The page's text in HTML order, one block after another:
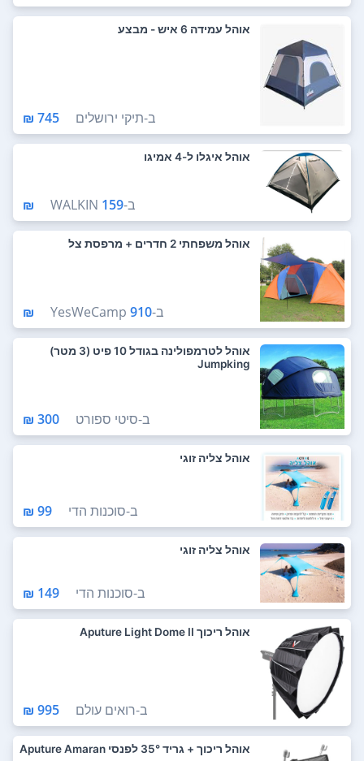
אוהל עמידה 6 איש - מבצע
ב-תיקי ירושלים 745 ₪
אוהל איגלו ל-4 אמיגו
ב- WALKIN 159 ₪
אוהל משפחתי 2 חדרים + מרפסת צל
ב- YesWeCamp 910 ₪
אוהל לטרמפולינה בגודל 10 פיט (3 מטר)
Jumpking
ב-סיטי ספורט 300 ₪
אוהל צליה זוגי
ב-סוכנות הדי 99 ₪
אוהל צליה זוגי
ב-סוכנות הדי 149 ₪
אוהל ריכוך Aputure Light Dome II
ב-רואים עולם 995 ₪
אוהל ריכוך + גריד 35° לפנסי Aputure Amaran